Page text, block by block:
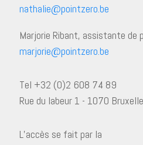
nathalie@pointzero.be
Marjorie Ribant, assistante de
marjorie@pointzero.be
Tel +32 (0)2 608 74 89
Rue du labeur 1 - 1070
L’accès se fait par la